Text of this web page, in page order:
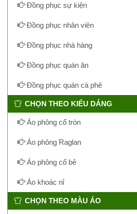
Đồng phục sự kiện
Đồng phục nhân viên
Đồng phục nhà hàng
Đồng phục quán ăn
Đồng phục quán cà phê
CHỌN THEO KIỂU DÁNG
Áo phông cổ tròn
Áo phông Raglan
Áo phông cổ bẻ
Áo khoác nỉ
CHỌN THEO MÀU ÁO